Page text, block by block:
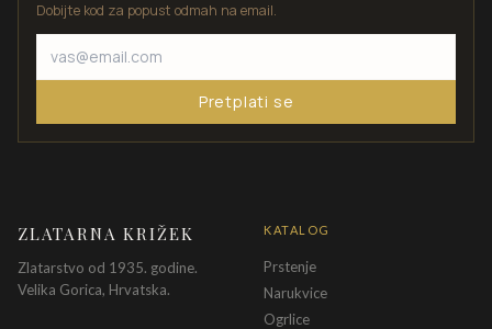
Dobijte kod za popust odmah na email.
Pretplati se
ZLATARNA KRIŽEK
Zlatarstvo od 1935. godine.
Velika Gorica, Hrvatska.
KATALOG
Prstenje
Narukvice
Ogrlice